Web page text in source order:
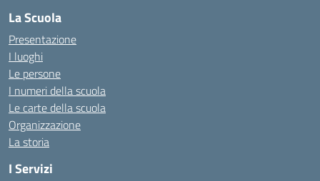
La Scuola
Presentazione
I luoghi
Le persone
I numeri della scuola
Le carte della scuola
Organizzazione
La storia
I Servizi